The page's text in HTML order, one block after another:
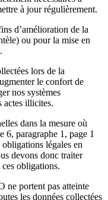
à jour régulièrement.
d’amélioration de la
ou pour la mise en
lors de la
le confort de
nos systèmes
actes illicites.
dans la mesure où
6, paragraphe 1, page 1
légales en
devons donc traiter
obligations.
ne portent pas atteinte
les données collectées